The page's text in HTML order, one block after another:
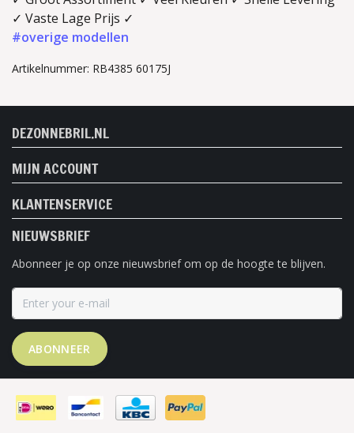
✓ Vaste Lage Prijs ✓
#overige modellen
Artikelnummer: RB4385 60175J
DEZONNEBRIL.NL
MIJN ACCOUNT
KLANTENSERVICE
NIEUWSBRIEF
Abonneer je op onze nieuwsbrief om op de hoogte te blijven.
ABONNEER